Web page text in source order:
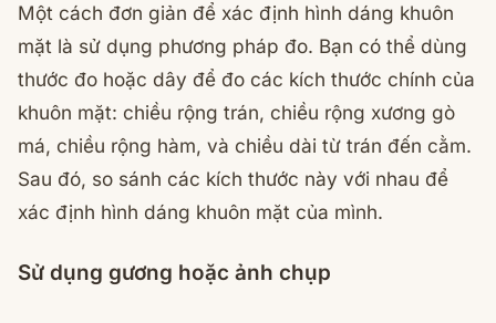
Một cách đơn giản để xác định hình dáng khuôn
mặt là sử dụng phương pháp đo. Bạn có thể dùng
thước đo hoặc dây để đo các kích thước chính của
khuôn mặt: chiều rộng trán, chiều rộng xương gò
má, chiều rộng hàm, và chiều dài từ trán đến cằm.
Sau đó, so sánh các kích thước này với nhau để
xác định hình dáng khuôn mặt của mình.
Sử dụng gương hoặc ảnh chụp